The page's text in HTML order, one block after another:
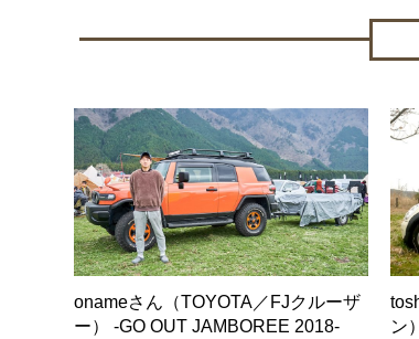
onameさん（TOYOTA／FJクルーザ
ー） -GO OUT JAMBOREE 2018-
ン